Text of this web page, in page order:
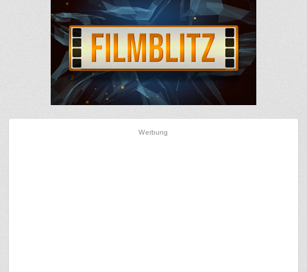
Werbung